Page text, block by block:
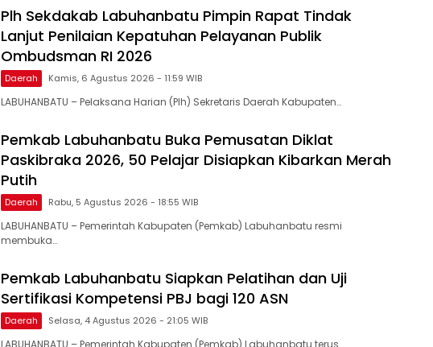
Plh Sekdakab Labuhanbatu Pimpin Rapat Tindak
Lanjut Penilaian Kepatuhan Pelayanan Publik
Ombudsman RI 2026
Daerah Kamis, 6 Agustus 2026 - 11:59 WIB
LABUHANBATU – Pelaksana Harian (Plh) Sekretaris Daerah Kabupaten…
Pemkab Labuhanbatu Buka Pemusatan Diklat
Paskibraka 2026, 50 Pelajar Disiapkan Kibarkan Merah
Putih
Daerah Rabu, 5 Agustus 2026 - 18:55 WIB
LABUHANBATU – Pemerintah Kabupaten (Pemkab) Labuhanbatu resmi
membuka…
Pemkab Labuhanbatu Siapkan Pelatihan dan Uji
Sertifikasi Kompetensi PBJ bagi 120 ASN
Daerah Selasa, 4 Agustus 2026 - 21:05 WIB
LABUHANBATU – Pemerintah Kabupaten (Pemkab) Labuhanbatu terus